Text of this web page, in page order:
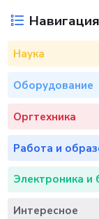
Навигация
Наука
Оборудование
Оргтехника
Работа и
Электроника и
Интересное